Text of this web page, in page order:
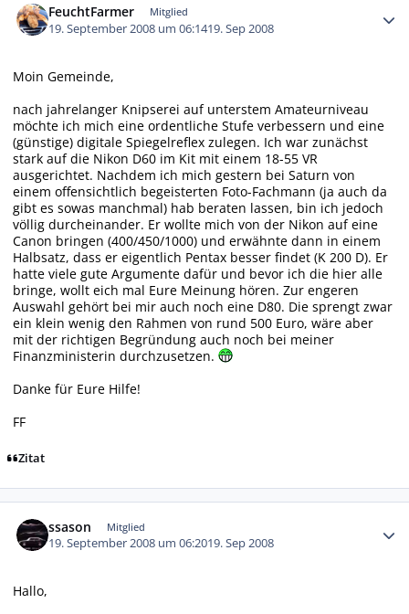
FeuchtFarmer Mitglied
19. September 2008 um 06:1419. Sep 2008
Moin Gemeinde,
nach jahrelanger Knipserei auf unterstem Amateurniveau
möchte ich mich eine ordentliche Stufe verbessern und eine
(günstige) digitale Spiegelreflex zulegen. Ich war zunächst
stark auf die Nikon D60 im Kit mit einem 18-55 VR
ausgerichtet. Nachdem ich mich gestern bei Saturn von
einem offensichtlich begeisterten Foto-Fachmann (ja auch da
gibt es sowas manchmal) hab beraten lassen, bin ich jedoch
völlig durcheinander. Er wollte mich von der Nikon auf eine
Canon bringen (400/450/1000) und erwähnte dann in einem
Halbsatz, dass er eigentlich Pentax besser findet (K 200 D). Er
hatte viele gute Argumente dafür und bevor ich die hier alle
bringe, wollt eich mal Eure Meinung hören. Zur engeren
Auswahl gehört bei mir auch noch eine D80. Die sprengt zwar
ein klein wenig den Rahmen von rund 500 Euro, wäre aber
mit der richtigen Begründung auch noch bei meiner
Finanzministerin durchzusetzen.
Danke für Eure Hilfe!
FF
Zitat
ssason Mitglied
19. September 2008 um 06:2019. Sep 2008
Hallo,